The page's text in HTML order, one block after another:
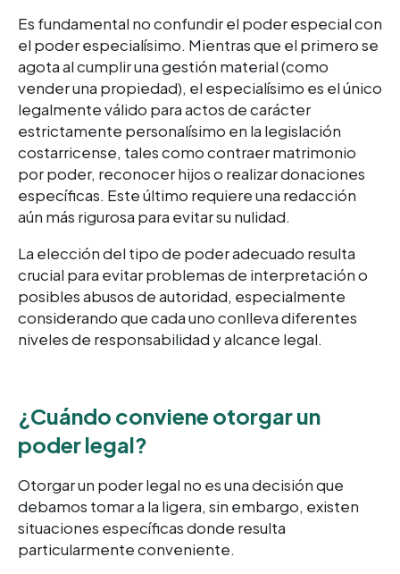
Es fundamental no confundir el poder especial con
el poder especialísimo. Mientras que el primero se
agota al cumplir una gestión material (como
vender una propiedad), el especialísimo es el único
legalmente válido para actos de carácter
estrictamente personalísimo en la legislación
costarricense, tales como contraer matrimonio
por poder, reconocer hijos o realizar donaciones
específicas. Este último requiere una redacción
aún más rigurosa para evitar su nulidad.
La elección del tipo de poder adecuado resulta
crucial para evitar problemas de interpretación o
posibles abusos de autoridad, especialmente
considerando que cada uno conlleva diferentes
niveles de responsabilidad y alcance legal.
¿Cuándo conviene otorgar un
poder legal?
Otorgar un poder legal no es una decisión que
debamos tomar a la ligera, sin embargo, existen
situaciones específicas donde resulta
particularmente conveniente.